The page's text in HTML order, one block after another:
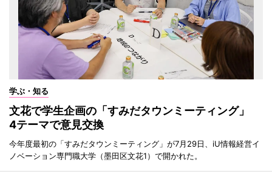
学ぶ・知る
文花で学生企画の「すみだタウンミーティング」
4テーマで意見交換
今年度最初の「すみだタウンミーティング」が7月29日、iU情報経営イ
ノベーション専門職大学（墨田区文花1）で開かれた。